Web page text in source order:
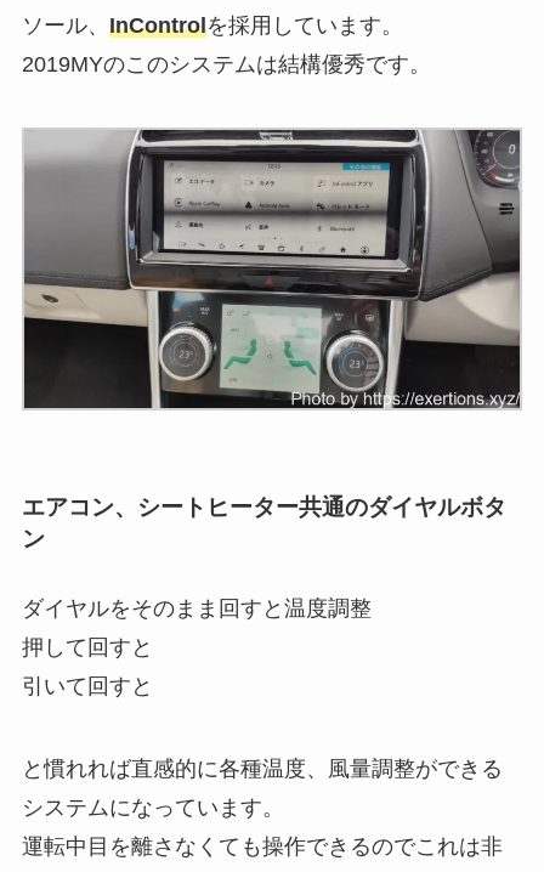
ソール、 InControlを採用しています。
2019MYのこのシステムは結構優秀です。
エアコン、シートヒーター共通のダイヤルボタ
ン
ダイヤルをそのまま回すと温度調整
押して回すと
引いて回すと
と慣れれば直感的に各種温度、風量調整ができる
システムになっています。
運転中目を離さなくても操作できるのでこれは非